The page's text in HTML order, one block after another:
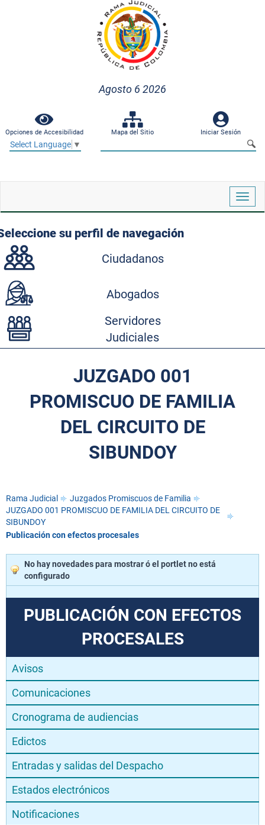
Agosto 6 2026
Opciones de Accesibilidad Mapa del Sitio Iniciar Sesión
Select Language ▼
su perfil de navegación
Ciudadanos
Abogados
Servidores
Judiciales
JUZGADO 001
PROMISCUO DE FAMILIA
DEL CIRCUITO DE
SIBUNDOY
Rama Judicial
Juzgados Promiscuos de Familia
JUZGADO 001 PROMISCUO DE FAMILIA DEL CIRCUITO DE
SIBUNDOY
Publicación con efectos procesales
No hay novedades para mostrar ó el portlet no está
configurado
PUBLICACIÓN CON EFECTOS
PROCESALES
Avisos
Comunicaciones
Cronograma de audiencias
Edictos
Entradas y salidas del Despacho
Estados electrónicos
Notificaciones